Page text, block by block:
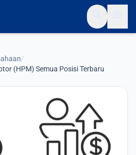
/
(HPM) Semua Posisi Terbaru